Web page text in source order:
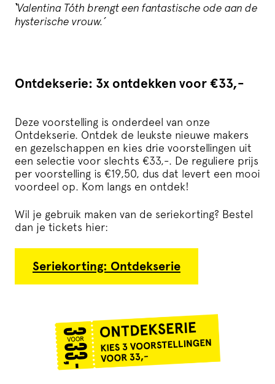
‘Valentina Tóth brengt een fantastische ode aan de
hysterische vrouw.’
Ontdekserie: 3x ontdekken voor €33,-
Deze voorstelling is onderdeel van onze
Ontdekserie. Ontdek de leukste nieuwe makers
en gezelschappen en kies drie voorstellingen uit
een selectie voor slechts €33,-. De reguliere prijs
per voorstelling is €19,50, dus dat levert een mooi
voordeel op. Kom langs en ontdek!
Wil je gebruik maken van de seriekorting? Bestel
dan je tickets hier:
Seriekorting: Ontdekserie